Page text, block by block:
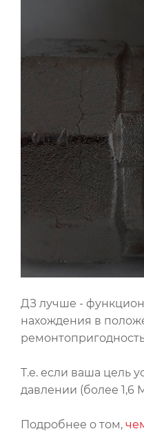
ДЗ лучше -
нахождения в
Т.е. если ваша цель
давлении (более
Подробнее о том,